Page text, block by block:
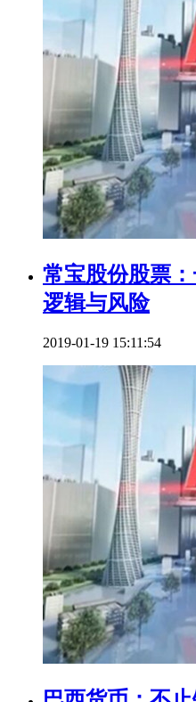
常宝股份股票
逻辑与风险
2019-01-19 15:11:54